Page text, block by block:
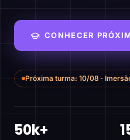
CONHECER
Próxima turma: 10/08 ·
50k+